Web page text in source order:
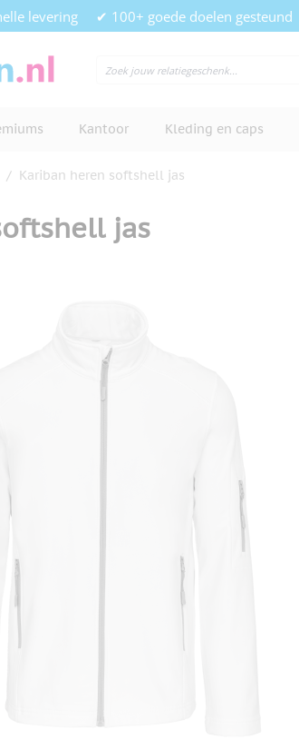
levering ✔ 100+ goede doelen gesteund
Kantoor Kleding en caps
/ Kariban heren softshell jas
jas